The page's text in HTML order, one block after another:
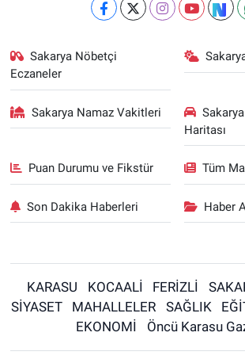
Sakarya Nöbetçi
Eczaneler
Sakarya Namaz Vakitleri
Haritası
Puan Durumu ve Fikstür Tüm
Son Dakika Haberleri Haber
KARASU KOCAALİ FERİZLİ
SİYASET
MAHALLELER SAĞLIK
EKONOMİ
Öncü Karasu